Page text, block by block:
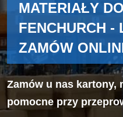
MATERIAŁY
FENCHURCH -
ZAMÓW
Zamów u nas kartony,
pomocne przy